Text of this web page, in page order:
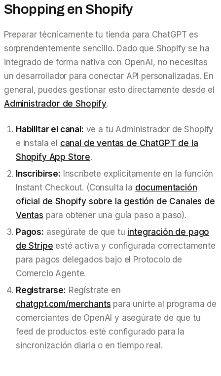
Shopping en Shopify
Preparar técnicamente tu tienda para ChatGPT es
sorprendentemente sencillo. Dado que Shopify se ha
integrado de forma nativa con OpenAI, no necesitas
un desarrollador para conectar API personalizadas. En
general, puedes gestionar esto directamente desde el
Administrador de Shopify.
Habilitar el canal: ve a tu Administrador de Shopify
e instala el canal de ventas de ChatGPT de la
Shopify App Store.
Inscribirse: Inscríbete explícitamente en la función
Instant Checkout. (Consulta la documentación
oficial de Shopify sobre la gestión de Canales de
Ventas para obtener una guía paso a paso).
Pagos: asegúrate de que tu integración de pago
de Stripe esté activa y configurada correctamente
para pagos delegados bajo el Protocolo de
Comercio Agente.
Registrarse: Regístrate en
chatgpt.com/merchants para unirte al programa de
comerciantes de OpenAI y asegúrate de que tu
feed de productos esté configurado para la
sincronización diaria o en tiempo real.